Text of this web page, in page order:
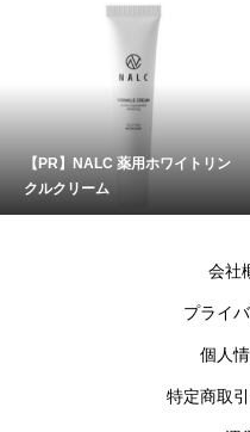
【PR】NALC 薬用ホワイトリン
クルクリーム
会社
プライ
個人
特定商取